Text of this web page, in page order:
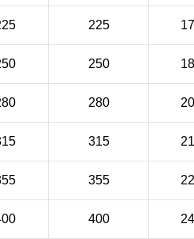
225
250
280
315
355
400